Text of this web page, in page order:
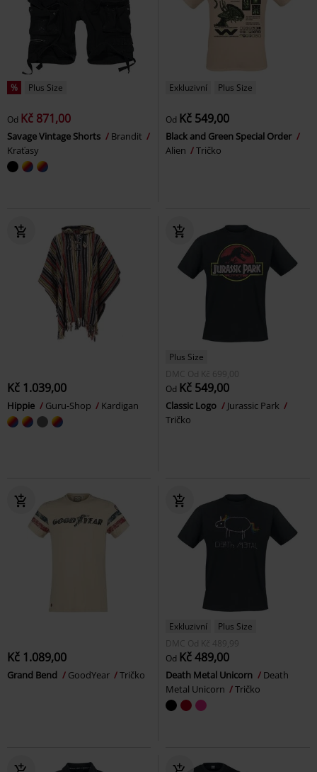
% Plus Size
Od Kč 871,00
Savage Vintage Shorts
Brandit
Kraťasy
Exkluzivní Plus Size
Od Kč 549,00
Black and Green Special Order
Alien
Tričko
Kč 1.039,00
Hippie Guru-Shop Kardigan
Plus Size
DMC Od Kč 699,00
Od Kč 549,00
Classic Logo
Jurassic Park
Tričko
Kč 1.089,00
Grand Bend GoodYear Tričko
Exkluzivní
Plus Size
DMC Od Kč 489,99
Od Kč 489,00
Death Metal Unicorn
Death
Metal Unicorn
Tričko